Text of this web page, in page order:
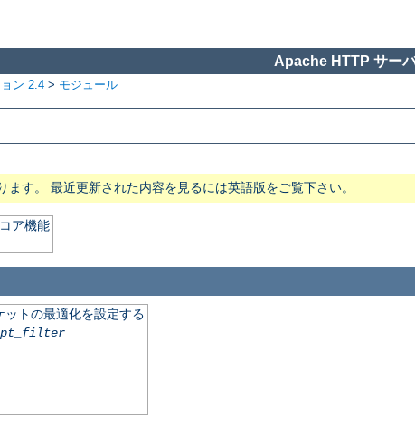
Apache HTTP サー
ン 2.4 > モジュール
す。 最近更新された内容を見るには英語版をご覧下さい。
ア機能
トの最適化を設定する